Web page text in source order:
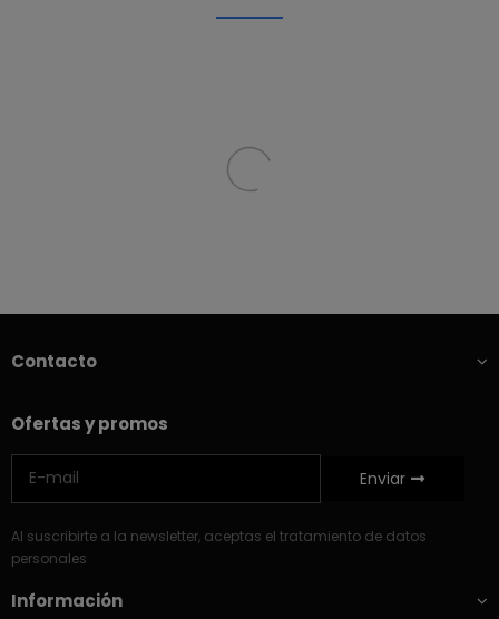
Contacto
Ofertas y promos
Enviar
Al suscribirte a la newsletter, aceptas el tratamiento de datos
personales
Información